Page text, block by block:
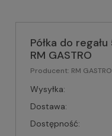
Półka do
RM GASTRO
Producent: RM GASTRO
Wysyłka:
Dostawa:
Dostępność: